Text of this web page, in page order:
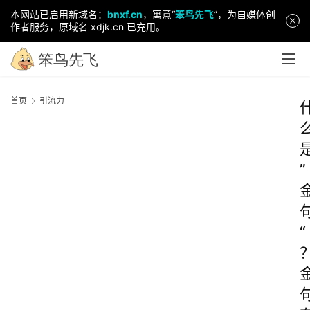
本网站已启用新域名： bnxf.cn，寓意“笨鸟先飞”，为自媒体创
作者服务，原域名 xdjk.cn 已充用。
首页 引流力
”
“